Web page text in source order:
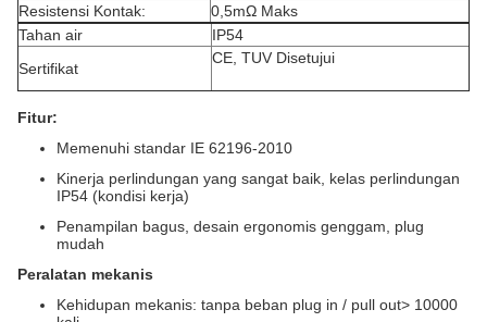
Resistensi Kontak:
0,5mΩ Maks
Tahan air
IP54
Sertifikat
CE, TUV Disetujui
Fitur:
Memenuhi standar IE 62196-2010
Kinerja perlindungan yang sangat baik, kelas perlindungan
IP54 (kondisi kerja)
Penampilan bagus, desain ergonomis genggam, plug
mudah
Peralatan mekanis
Kehidupan mekanis: tanpa beban plug in / pull out> 10000